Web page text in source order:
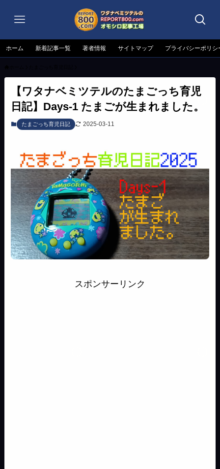
ホーム 新着記事一覧 著者情報 サイトマップ プライバシーポリシ
【ワタナベミツテルのたまごっち育児
日記】Days-1 たまごが生まれました。
たまごっち育児日記 2025-03-11
スポンサーリンク